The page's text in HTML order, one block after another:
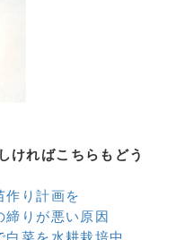
ければこちらもどう
作り計画を
締りが悪い原因
白菜を水耕栽培中